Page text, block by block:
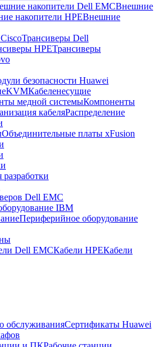
накопители Dell EMCВнешние
накопители HPEВнешние
Трансиверы Dell
HPEТрансиверы
безопасности Huawei
KVMКабеленесущие
медной системыКомпоненты
кабеляРаспределение
Объединительные платы xFusion
Dell EMC
IBM
Периферийное оборудование
Dell EMCКабели HPEКабели
обслуживанияСертификаты Huawei